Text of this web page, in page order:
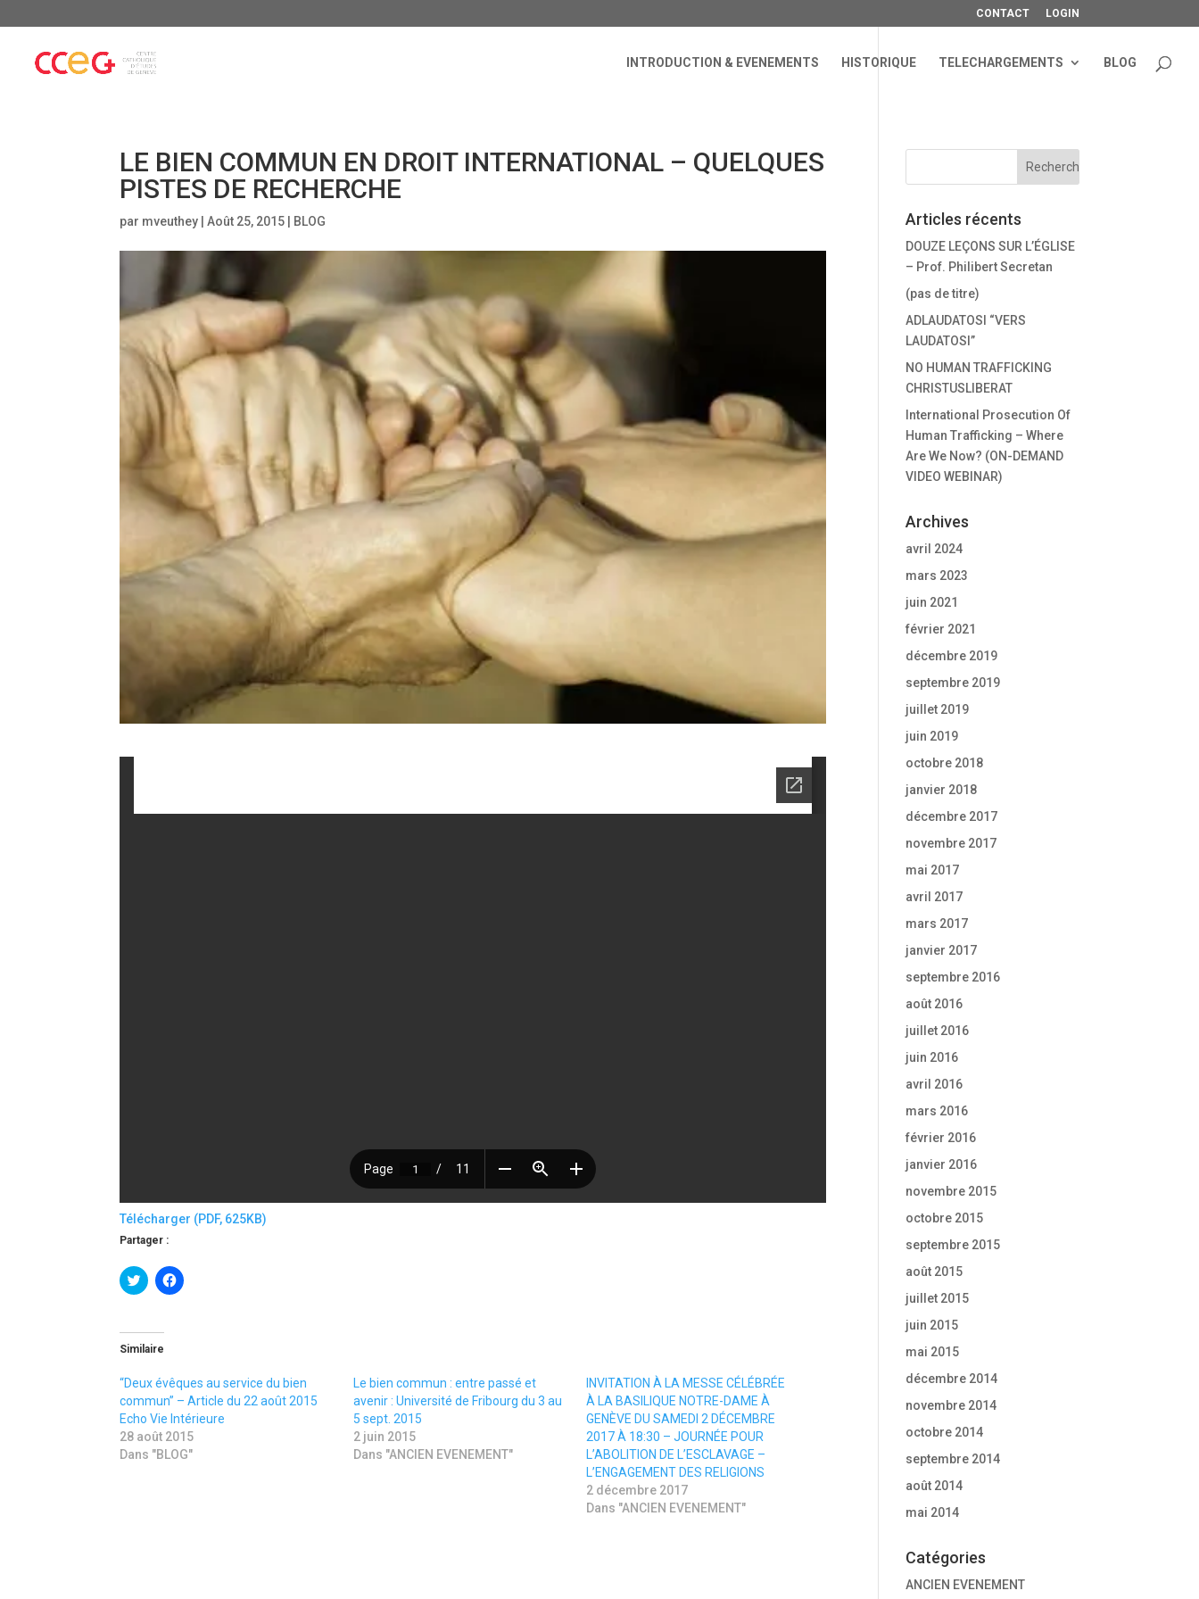
CONTACT LOGIN
INTRODUCTION & EVENEMENTS HISTORIQUE TELECHARGEMENTS BLOG
LE BIEN COMMUN EN DROIT INTERNATIONAL – QUELQUES
PISTES DE RECHERCHE
par mveuthey |Août 25, 2015 BLOG
Télécharger (PDF, 625KB)
Partager :
C
l
t
o
a
e
o
n
T
w
i
C
l
u
r
p
a
r
t
a
g
Similaire
“Deux évêques au service du bien
commun” – Article du 22 août 2015
Echo Vie Intérieure
28 août 2015
Dans "BLOG"
Le bien commun : entre passé et
avenir : Université de Fribourg du 3 au
5 sept. 2015
2 juin 2015
Dans "ANCIEN EVENEMENT"
INVITATION À LA MESSE CÉLÉBRÉE
À LA BASILIQUE NOTRE-DAME À
GENÈVE DU SAMEDI 2 DÉCEMBRE
2017 À 18:30 – JOURNÉE POUR
L’ABOLITION DE L’ESCLAVAGE –
L’ENGAGEMENT DES RELIGIONS
2 décembre 2017
Dans "ANCIEN EVENEMENT"
Articles récents
DOUZE LEÇONS SUR L’ÉGLISE
– Prof. Philibert Secretan
(pas de titre)
ADLAUDATOSI “VERS
LAUDATOSI”
NO HUMAN TRAFFICKING
CHRISTUSLIBERAT
International Prosecution Of
Human Trafficking – Where
Are We Now? (ON-DEMAND
VIDEO WEBINAR)
Archives
avril 2024
mars 2023
juin 2021
février 2021
décembre 2019
septembre 2019
juillet 2019
juin 2019
octobre 2018
janvier 2018
décembre 2017
novembre 2017
mai 2017
avril 2017
mars 2017
janvier 2017
septembre 2016
août 2016
juillet 2016
juin 2016
avril 2016
mars 2016
février 2016
janvier 2016
novembre 2015
octobre 2015
septembre 2015
août 2015
juillet 2015
juin 2015
mai 2015
décembre 2014
novembre 2014
octobre 2014
septembre 2014
août 2014
mai 2014
Catégories
ANCIEN EVENEMENT